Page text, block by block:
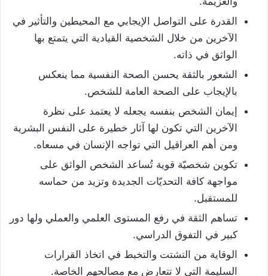
القدرة على التواصل الإيجابي مع المحيطين والتأثير في
الآخرين من خلال الشخصية القيادية التي يتمتع بها
الواثق في ذاته.
الشعور بالثقة يحسن الصحة النفسية مما ينعكس
بالإيجاب على الصحة العامة للشخص.
إيمان الشخص بنفسه يجعله لا يعتمد على نظرة
الآخرين التي تكون لها آثار خطيرة على النفس البشرية
ومن أهم العراقيل التي تواجه الإنسان في مسعاه.
تكوين شخصيّة قوية تُساعد الشخص الواثق على
مواجهة كافة التحديّات الجديدة وتزيد من حماسه
للمستقبل.
تساهم الثقة في رفع المستوى العلمي والعملي ولها دور
كبير في التفوق الدراسي.
الوقاية من التشتت والتخبط في اتخاذ القرارات
السليمة التي لا تتعارض مع مصالحهم الخاصة.